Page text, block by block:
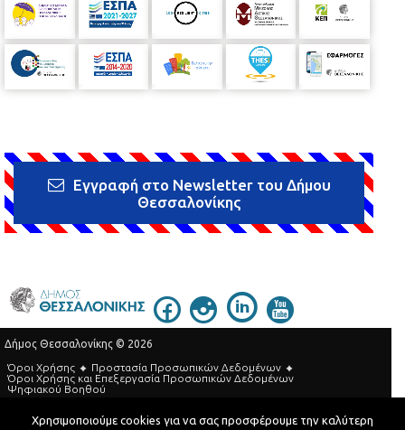
Εγγραφή στο Newsletter του Δήμου
Θεσσαλονίκης
Δήμος Θεσσαλονίκης © 2026
Όροι Χρήσης
Προστασία Προσωπικών Δεδομένων
Όροι Xρήσης και Eπεξεργασία Προσωπικών Δεδομένων
Ψηφιακού Βοηθού
Τηλεφωνικός Κατάλογος
Χρησιμοποιούμε cookies για να σας προσφέρουμε την καλύτερη